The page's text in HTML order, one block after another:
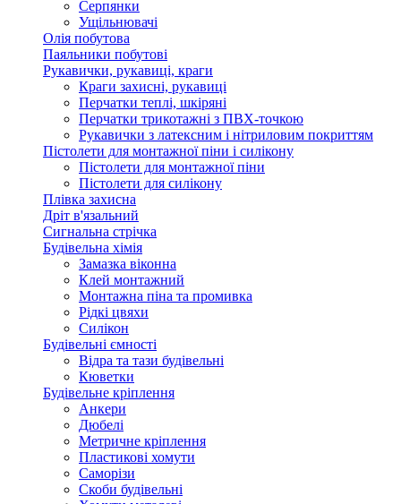
Серпянки
Ущільнювачі
Олія побутова
Паяльники побутові
Рукавички, рукавиці, краги
Краги захисні, рукавиці
Перчатки теплі, шкіряні
Перчатки трикотажні з ПВХ-точкою
Рукавички з латексним і нітриловим покриттям
Пістолети для монтажної піни і силікону
Пістолети для монтажної піни
Пістолети для силікону
Плівка захисна
Дріт в'язальний
Сигнальна стрічка
Будівельна хімія
Замазка віконна
Клей монтажний
Монтажна піна та промивка
Рідкі цвяхи
Силікон
Будівельні ємності
Відра та тази будівельні
Кюветки
Будівельне кріплення
Анкери
Дюбелі
Метричне кріплення
Пластикові хомути
Саморізи
Скоби будівельні